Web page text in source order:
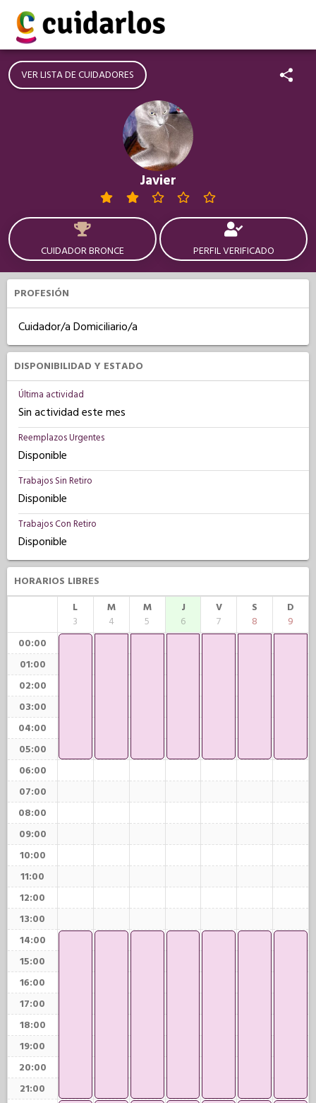
VER LISTA DE CUIDADORES
Javier
CUIDADOR BRONCE PERFIL VERIFICADO
PROFESIÓN
Cuidador/a Domiciliario/a
DISPONIBILIDAD Y ESTADO
Última actividad
Sin actividad este mes
Reemplazos Urgentes
Disponible
Trabajos Sin Retiro
Disponible
Trabajos Con Retiro
Disponible
HORARIOS LIBRES
L
3
M
4
M
5
J
6
V
7
S
8
D
9
00:00
01:00
02:00
03:00
04:00
05:00
06:00
07:00
08:00
09:00
10:00
11:00
12:00
13:00
14:00
15:00
16:00
17:00
18:00
19:00
20:00
21:00